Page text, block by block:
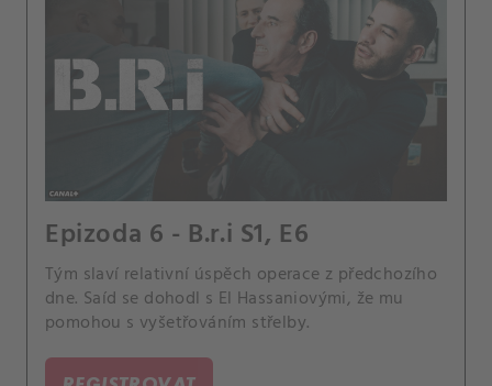
Epizoda 6 - B.r.i S1, E6
Tým slaví relativní úspěch operace z předchozího
dne. Saíd se dohodl s El Hassaniovými, že mu
pomohou s vyšetřováním střelby.